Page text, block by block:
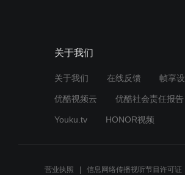
关于我们
关于我们 在线反馈 帧享
优酷视频云 优酷社会责任报告
Youku.tv HONOR视频
营业执照 信息网络传播视听节目许可